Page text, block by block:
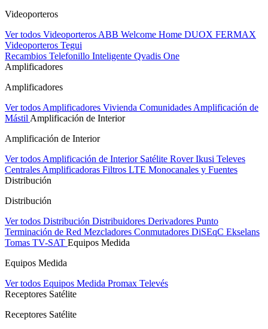
Videoporteros
Ver todos Videoporteros ABB Welcome Home DUOX FERMAX
Videoporteros Tegui
Recambios Telefonillo Inteligente Qvadis One
Amplificadores
Amplificadores
Ver todos Amplificadores Vivienda Comunidades Amplificación de
Mástil Amplificación de Interior
Amplificación de Interior
Ver todos Amplificación de Interior Satélite RoverIkusi Televes
Centrales Amplificadoras Filtros LTE Monocanales y Fuentes
Distribución
Distribución
Ver todos Distribución Distribuidores Derivadores Punto
Terminación de Red Mezcladores Conmutadores DiSEqC Ekselans
Tomas TV-SAT Equipos Medida
Equipos Medida
Ver todos Equipos Medida Promax Televés
Receptores Satélite
Receptores Satélite